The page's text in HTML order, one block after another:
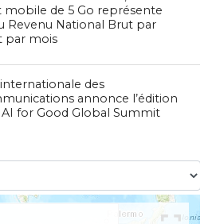
de 5 Go représente
Revenu National Brut par
par mois
internationale des
annonce l’édition
AI for Good Global Summit